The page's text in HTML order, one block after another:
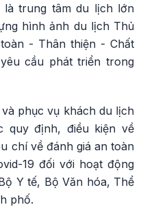
trung tâm du lịch lớn
hình ảnh du lịch Thủ
- Thân thiện - Chất
cầu phát triển trong
phục vụ khách du lịch
quy định, điều kiện về
chí về đánh giá an toàn
19 đối với hoạt động
Y tế, Bộ Văn hóa, Thể
phố.